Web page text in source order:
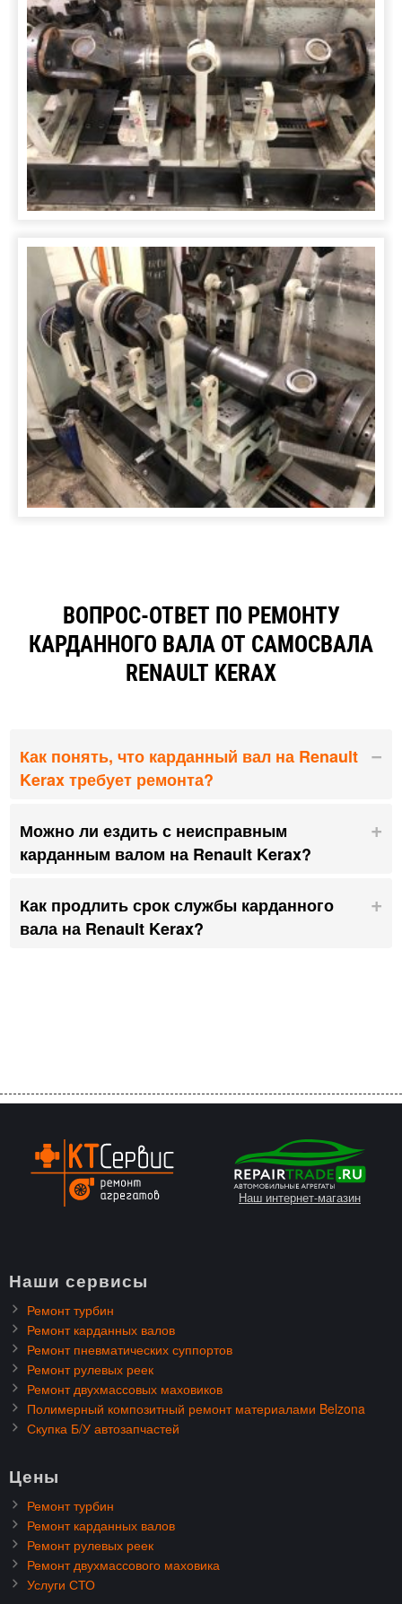
ВОПРОС-ОТВЕТ ПО РЕМОНТУ
КАРДАННОГО ВАЛА ОТ САМОСВАЛА
RENAULT KERAX
Как понять, что карданный вал на Renault
Kerax требует ремонта?
Можно ли ездить с неисправным
карданным валом на Renault Kerax?
Как продлить срок службы карданного
вала на Renault Kerax?
Наш интернет-магазин
Наши сервисы
Ремонт турбин
Ремонт карданных валов
Ремонт пневматических суппортов
Ремонт рулевых реек
Ремонт двухмассовых маховиков
Полимерный композитный ремонт материалами Belzona
Скупка Б/У автозапчастей
Цены
Ремонт турбин
Ремонт карданных валов
Ремонт рулевых реек
Ремонт двухмассового маховика
Услуги СТО